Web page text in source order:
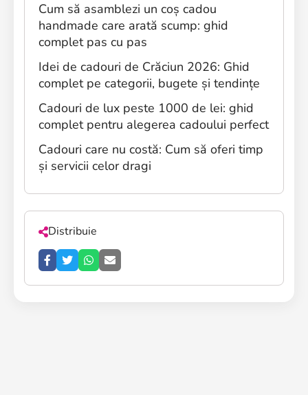
Cum să asamblezi un coș cadou
handmade care arată scump: ghid
complet pas cu pas
Idei de cadouri de Crăciun 2026: Ghid
complet pe categorii, bugete și tendințe
Cadouri de lux peste 1000 de lei: ghid
complet pentru alegerea cadoului perfect
Cadouri care nu costă: Cum să oferi timp
și servicii celor dragi
Distribuie